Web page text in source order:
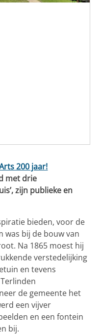
200 jaar!
met drie
zijn publieke en
bieden, voor de
was bij de bouw van
Na 1865 moest hij
verstedelijking
en tevens
de gemeente het
een vijver
en een fontein
bij.